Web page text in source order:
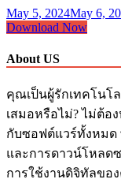
May 5, 2024May 6,
4K
Downloader
Crack
v5.1.72
For
PC
Download
Download Now
About US
คุณเป็นผู้รักเทคโนโ
เสมอหรือไม่? ไม่ต้อ
กับซอฟต์แวร์ทั้งหมด
และการดาวน์โหลด
การใช้งานดิจิทัลขอ